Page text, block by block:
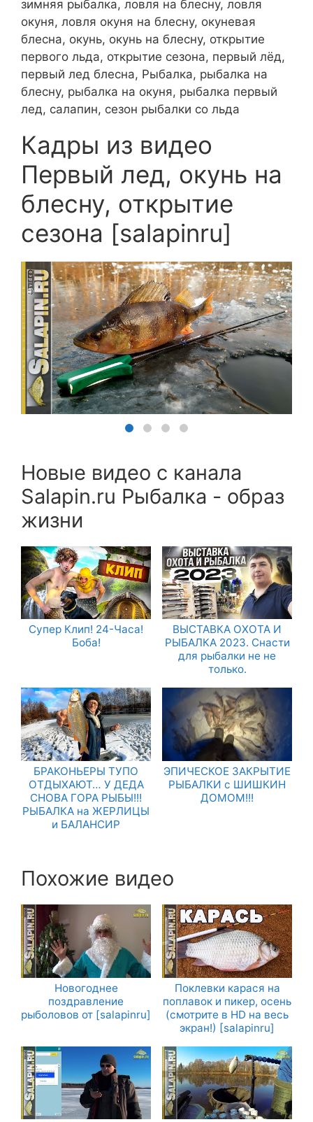
зимняя рыбалка, ловля на блесну, ловля
окуня, ловля окуня на блесну, окуневая
блесна, окунь, окунь на блесну, открытие
первого льда, открытие сезона, первый лёд,
первый лед блесна, Рыбалка, рыбалка на
блесну, рыбалка на окуня, рыбалка первый
лед, салапин, сезон рыбалки со льда
Кадры из видео
Первый лед, окунь на
блесну, открытие
сезона [salapinru]
Новые видео с канала
Salapin.ru Рыбалка - образ
жизни
Супер Клип! 24-Часа!
Боба!
ВЫСТАВКА ОХОТА И
РЫБАЛКА 2023. Снасти
для рыбалки не не
только.
БРАКОНЬЕРЫ ТУПО
ОТДЫХАЮТ… У ДЕДА
СНОВА ГОРА РЫБЫ!!!
РЫБАЛКА на ЖЕРЛИЦЫ
и БАЛАНСИР
ЭПИЧЕСКОЕ ЗАКРЫТИЕ
РЫБАЛКИ с ШИШКИН
ДОМОМ!!!
Похожие видео
Новогоднее
поздравление
рыболовов от [salapinru]
Поклевки карася на
поплавок и пикер, осень
(смотрите в HD на весь
экран!) [salapinru]